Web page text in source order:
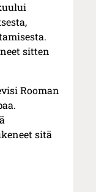
sitten
Rooman
sitä